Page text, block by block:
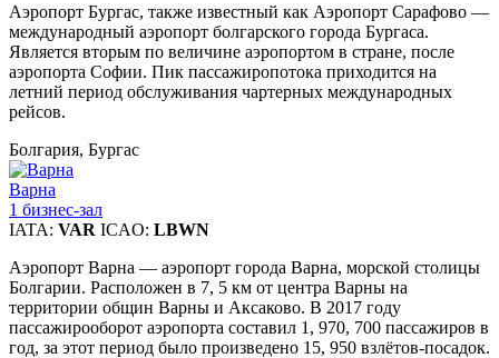
Аэропорт Бургас, также известный как Аэропорт Сарафово —
международный аэропорт болгарского города Бургаса.
Является вторым по величине аэропортом в стране, после
аэропорта Софии. Пик пассажиропотока приходится на
летний период обслуживания чартерных международных
рейсов.
Болгария, Бургас
Варна
1 бизнес-зал
IATA: VAR ICAO: LBWN
Аэропорт Варна — аэропорт города Варна, морской столицы
Болгарии. Расположен в 7, 5 км от центра Варны на
территории общин Варны и Аксаково. В 2017 году
пассажирооборот аэропорта составил 1, 970, 700 пассажиров в
год, за этот период было произведено 15, 950 взлётов-посадок.